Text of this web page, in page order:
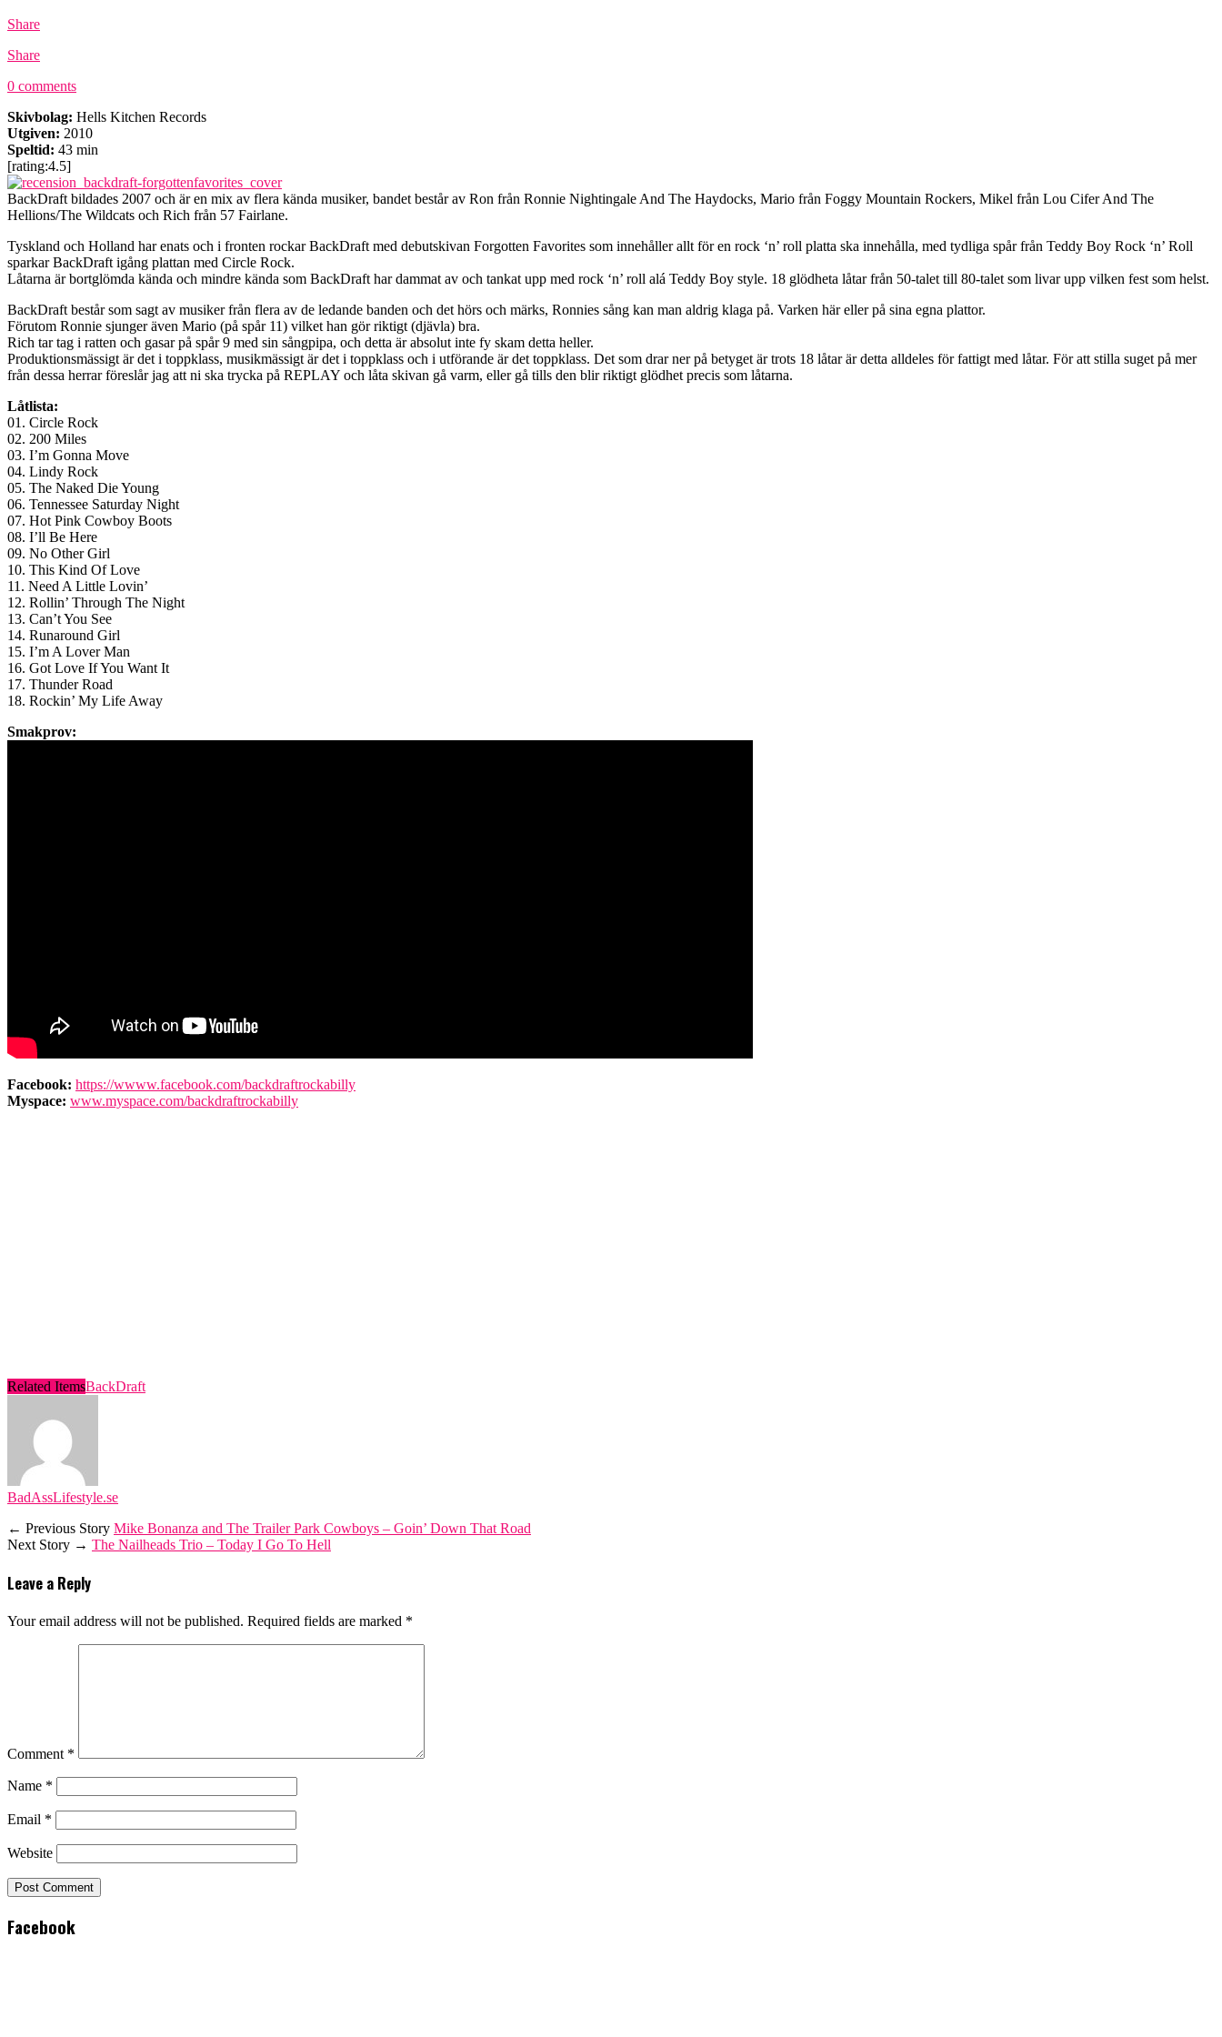
Share
Share
0 comments
Skivbolag: Hells Kitchen Records
Utgiven: 2010
Speltid: 43 min
[rating:4.5]
BackDraft bildades 2007 och är en mix av flera kända musiker, bandet består av Ron från Ronnie Nightingale And The Haydocks, Mario från Foggy Mountain Rockers, Mikel från Lou Cifer And The
Hellions/The Wildcats och Rich från 57 Fairlane.
Tyskland och Holland har enats och i fronten rockar BackDraft med debutskivan Forgotten Favorites som innehåller allt för en rock ‘n’ roll platta ska innehålla, med tydliga spår från Teddy Boy Rock ‘n’ Roll
sparkar BackDraft igång plattan med Circle Rock.
Låtarna är bortglömda kända och mindre kända som BackDraft har dammat av och tankat upp med rock ‘n’ roll alá Teddy Boy style. 18 glödheta låtar från 50-talet till 80-talet som livar upp vilken fest som helst.
BackDraft består som sagt av musiker från flera av de ledande banden och det hörs och märks, Ronnies sång kan man aldrig klaga på. Varken här eller på sina egna plattor.
Förutom Ronnie sjunger även Mario (på spår 11) vilket han gör riktigt (djävla) bra.
Rich tar tag i ratten och gasar på spår 9 med sin sångpipa, och detta är absolut inte fy skam detta heller.
Produktionsmässigt är det i toppklass, musikmässigt är det i toppklass och i utförande är det toppklass. Det som drar ner på betyget är trots 18 låtar är detta alldeles för fattigt med låtar. För att stilla suget på mer
från dessa herrar föreslår jag att ni ska trycka på REPLAY och låta skivan gå varm, eller gå tills den blir riktigt glödhet precis som låtarna.
Låtlista:
01. Circle Rock
02. 200 Miles
03. I’m Gonna Move
04. Lindy Rock
05. The Naked Die Young
06. Tennessee Saturday Night
07. Hot Pink Cowboy Boots
08. I’ll Be Here
09. No Other Girl
10. This Kind Of Love
11. Need A Little Lovin’
12. Rollin’ Through The Night
13. Can’t You See
14. Runaround Girl
15. I’m A Lover Man
16. Got Love If You Want It
17. Thunder Road
18. Rockin’ My Life Away
Smakprov:
Facebook: https://wwww.facebook.com/backdraftrockabilly
Myspace: www.myspace.com/backdraftrockabilly
Related ItemsBackDraft
BadAssLifestyle.se
← Previous Story Mike Bonanza and The Trailer Park Cowboys – Goin’ Down That Road
Next Story → The Nailheads Trio – Today I Go To Hell
Leave a Reply
Your email address will not be published. Required fields are marked *
Comment *
Name *
Email *
Website
Facebook